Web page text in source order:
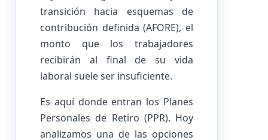
transición hacia esquemas de
contribución definida (AFORE), el
monto que los trabajadores
recibirán al final de su vida
laboral suele ser insuficiente.
Es aquí donde entran los Planes
Personales de Retiro (PPR). Hoy
analizamos una de las opciones